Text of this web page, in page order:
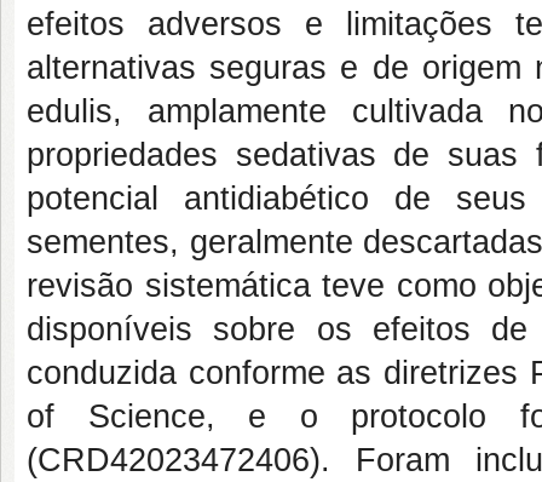
efeitos adversos e limitações
alternativas seguras e de
edulis, amplamente cultivada
propriedades sedativas de
potencial antidiabético de
sementes, geralmente
revisão sistemática teve como
disponíveis sobre os efeitos
conduzida conforme as diretrizes
of Science, e o protocolo
(CRD42023472406). Foram